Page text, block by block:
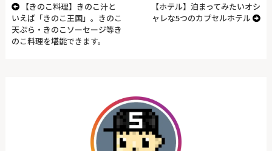
【きのこ料理】きのこ汁と
いえば「きのこ王国」。きのこ
天ぷら・きのこソーセージ等き
のこ料理を堪能できます。
【ホテル】泊まってみたいオシ
ャレな5つのカプセルホテル